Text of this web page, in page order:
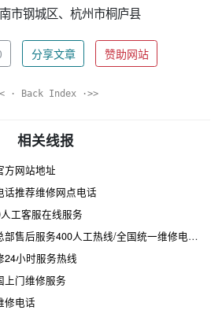
市钢城区、杭州市桐庐县
分享文章 赞助网站
· Back Index ·>>
相关线报
方网站地址
推荐维修网点电话
工客服在线服务
后服务400人工热线/全国统一维修电话是多少
24小时服务热线
上门维修服务
修电话